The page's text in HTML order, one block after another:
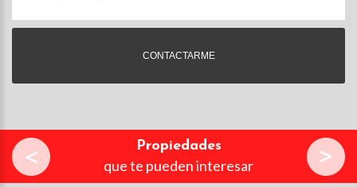
Propiedades
que te pueden interesar